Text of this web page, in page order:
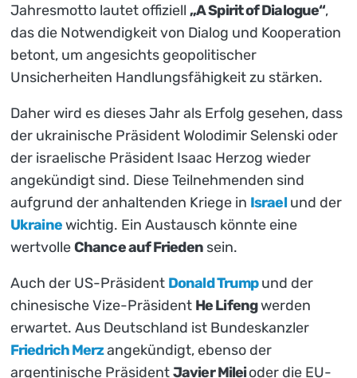
Jahresmotto lautet offiziell „A Spirit of Dialogue“,
das die Notwendigkeit von Dialog und Kooperation
betont, um angesichts geopolitischer
Unsicherheiten Handlungsfähigkeit zu stärken.
Daher wird es dieses Jahr als Erfolg gesehen, dass
der ukrainische Präsident Wolodimir Selenski oder
der israelische Präsident Isaac Herzog wieder
angekündigt sind. Diese Teilnehmenden sind
aufgrund der anhaltenden Kriege in Israelund der
Ukrainewichtig. Ein Austausch könnte eine
wertvolleChance auf Friedensein.
Auch der US-Präsident Donald Trumpund der
chinesische Vize-Präsident He Lifengwerden
erwartet. Aus Deutschland ist Bundeskanzler
Friedrich Merzangekündigt, ebenso der
argentinische PräsidentJavier Mileioder die EU-